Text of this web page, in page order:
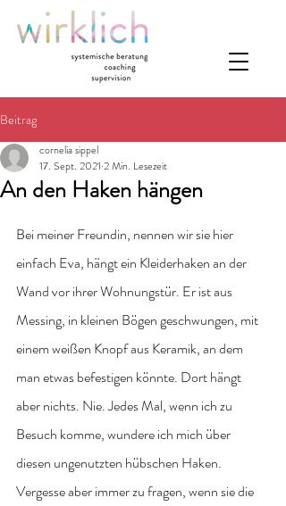
Beitrag
An den Haken hängen
cornelia sippel
17. Sept. 2021 2 Min. Lesezeit
Bei meiner Freundin, nennen wir sie hier
einfach Eva, hängt ein Kleiderhaken an der
Wand vor ihrer Wohnungstür. Er ist aus
Messing, in kleinen Bögen geschwungen, mit
einem weißen Knopf aus Keramik, an dem
man etwas befestigen könnte. Dort hängt
aber nichts. Nie. Jedes Mal, wenn ich zu
Besuch komme, wundere ich mich über
diesen ungenutzten hübschen Haken.
Vergesse aber immer zu fragen, wenn sie die